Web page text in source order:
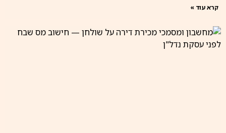
קרא עוד »